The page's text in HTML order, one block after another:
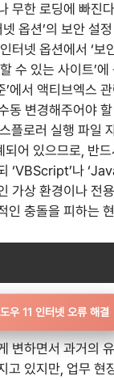
무한 로딩에 빠진
옵션’의 보안 설
터넷 옵션에서 ‘보
수 있는 사이트’
’에서 액티브엑스
동 변경해주어야
플로러 실행 파일
되어 있으므로, 반
‘VBScript’나
가상 환경이나 전
인 충돌을 피하는
우 11 인터넷 오류 해결
변하면서 과거의
고 있지만, 업무 현